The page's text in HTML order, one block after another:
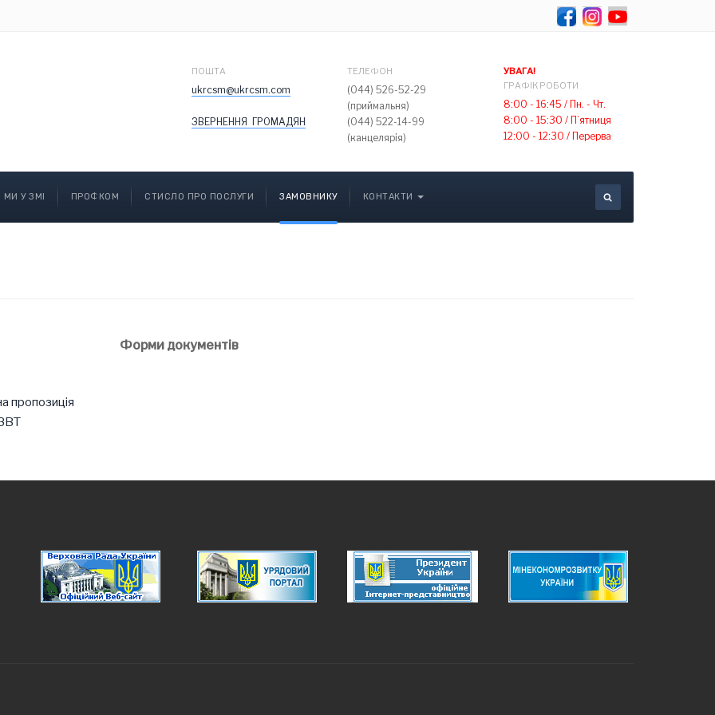
ПОШТА
ukrcsm@ukrcsm.com
ЗВЕРНЕННЯ ГРОМАДЯН
ТЕЛЕФОН
(044) 526-52-29
(приймальня)
(044) 522-14-99
(канцелярія)
УВАГА!
ГРАФІК РОБОТИ
8:00 - 16:45 / Пн. - Чт.
8:00 - 15:30 / П’ятниця
12:00 - 12:30 / Перерва
МИ У ЗМІ ПРОФКОМ СТИСЛО ПРО ПОСЛУГИ ЗАМОВНИКУ КОНТАКТИ
Форми документів
пропозиція